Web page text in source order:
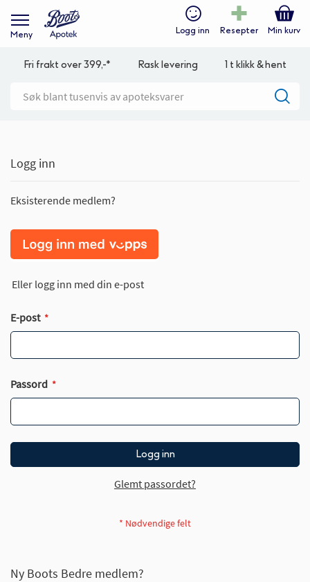
Meny Logg inn Resepter Min kurv
Fri frakt over 399,-* Rask levering 1 t klikk & hent
Logg inn
Eksisterende medlem?
Eller logg inn med din e-post
E-post
Passord
Logg inn
Glemt passordet?
Ny Boots Bedre medlem?